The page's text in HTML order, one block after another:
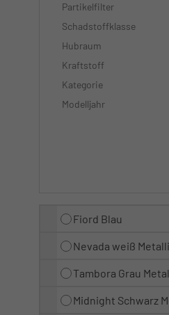
Partikelfilter
Schadstoffklasse
Hubraum
Kraftstoff
Kategorie
Modelljahr
Fiord Blau
Nevada weiß
Tambora Grau
Midnight Schwarz